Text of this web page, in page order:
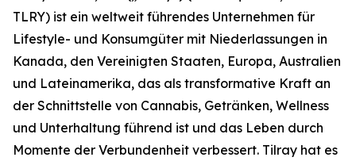
TLRY) ist ein weltweit führendes Unternehmen für
Lifestyle- und Konsumgüter mit Niederlassungen in
Kanada, den Vereinigten Staaten, Europa, Australien
und Lateinamerika, das als transformative Kraft an
der Schnittstelle von Cannabis, Getränken, Wellness
und Unterhaltung führend ist und das Leben durch
Momente der Verbundenheit verbessert. Tilray hat es